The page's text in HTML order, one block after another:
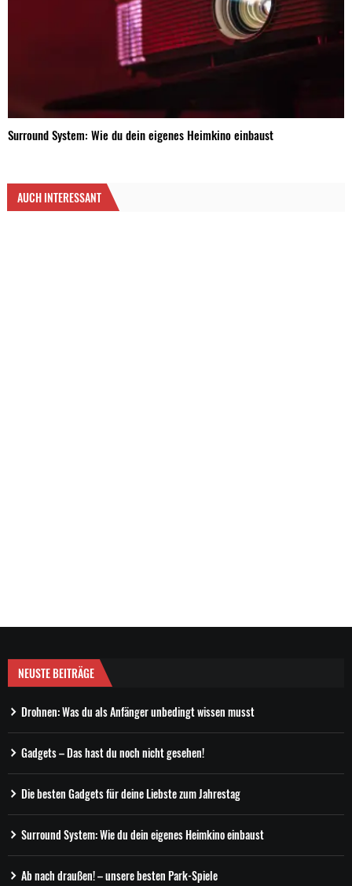
Surround System: Wie du dein eigenes Heimkino einbaust
AUCH INTERESSANT
NEUSTE BEITRÄGE
Drohnen: Was du als Anfänger unbedingt wissen musst
Gadgets – Das hast du noch nicht gesehen!
Die besten Gadgets für deine Liebste zum Jahrestag
Surround System: Wie du dein eigenes Heimkino einbaust
Ab nach draußen! – unsere besten Park-Spiele